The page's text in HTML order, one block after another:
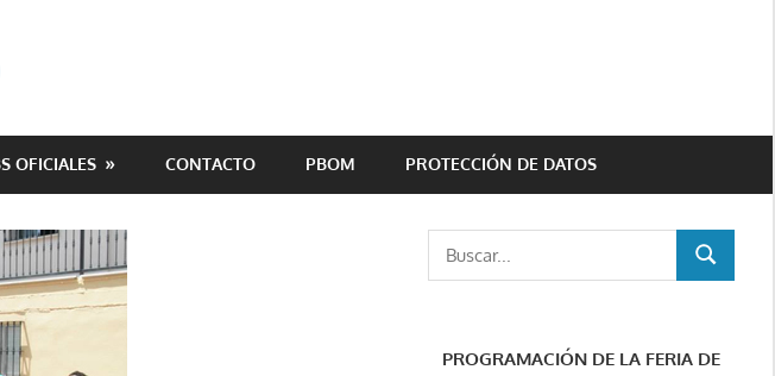
OFICIALES CONTACTO PBOM PROTECCIÓN DE DATOS
BUSCAR
PROGRAMACIÓN DE LA FERIA DE